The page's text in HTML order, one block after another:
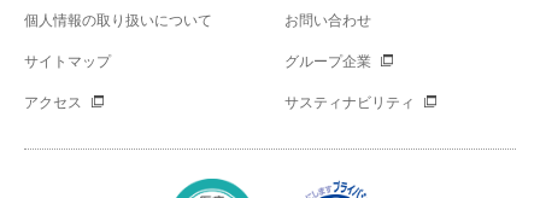
個人情報の取り扱いについて お問い合わせ
サイトマップ グループ企業
アクセス サスティナビリティ